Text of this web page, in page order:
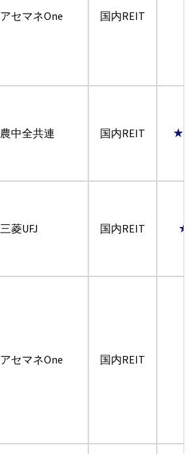
アセマネOne 国内REIT
農中全共連 国内REIT
三菱UFJ 国内REIT
アセマネOne 国内REIT